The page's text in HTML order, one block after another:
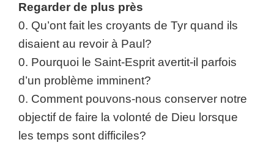
Regarder de plus près
0. Qu’ont fait les croyants de Tyr quand ils
disaient au revoir à Paul?
0. Pourquoi le Saint-Esprit avertit-il parfois
d’un problème imminent?
0. Comment pouvons-nous conserver notre
objectif de faire la volonté de Dieu lorsque
les temps sont difficiles?